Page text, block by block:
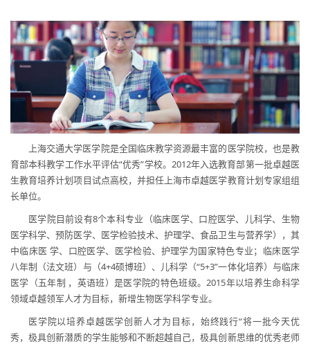
上海交通大学医学院是全国临床教学资源最丰富的医学院校，也是教
育部本科教学工作水平评估“优秀”学校。2012年入选教育部第一批卓越医
生教育培养计划项目试点高校，并担任上海市卓越医学教育计划专家组组
长单位。
医学院目前设有8个本科专业（临床医学、口腔医学、儿科学、生物
医学科学、预防医学、医学检验技术、护理学、食品卫生与营养学），其
中临床医 学、口腔医学、医学检验、护理学为国家特色专业；临床医学
八年制（法文班）与（4+4硕博班）、儿科学（“5+3”一体化培养）与临床
医学（五年制 ，英语班）是医学院的特色班级。2015年以培养生命科学
领域卓越领军人才为目标，新增生物医学科学专业。
医学院以培养卓越医学创新人才为目标，始终践行“将一批今天优
秀，极具创新潜质的学生能够和不断超越自己，极具创新思维的优秀老师